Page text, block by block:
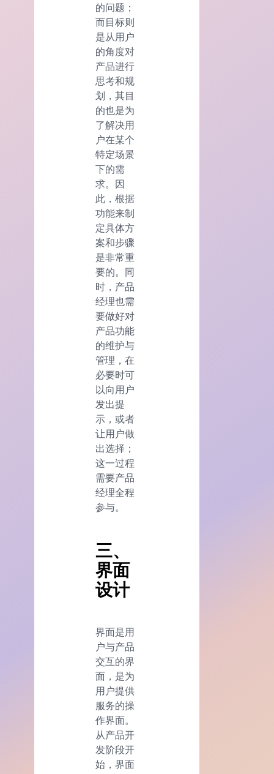
的问题；
而目标则
是从用户
的角度对
产品进行
思考和规
划，其目
的也是为
了解决用
户在某个
特定场景
下的需
求。因
此，根据
功能来制
定具体方
案和步骤
是非常重
要的。同
时，产品
经理也需
要做好对
产品功能
的维护与
管理，在
必要时可
以向用户
发出提
示，或者
让用户做
出选择；
这一过程
需要产品
经理全程
参与。
三、
界面
设计
界面是用
户与产品
交互的界
面，是为
用户提供
服务的操
作界面。
从产品开
发阶段开
始，界面